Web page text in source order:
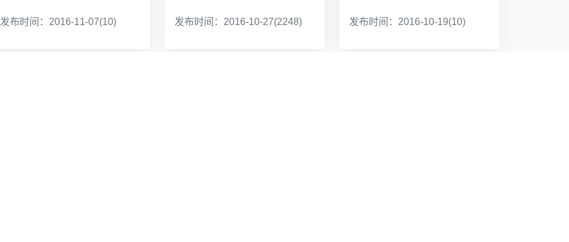
发布时间：2016-11-07(10) 发布时间：2016-10-27(2248) 发布时间：2016-10-19(10)